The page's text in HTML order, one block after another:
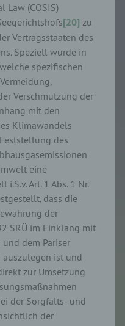
Law (COSIS)
[20] zu
Vertragsstaaten des
Speziell wurde in
spezifischen
Verschmutzung der
mit den
Klimawandels
des
eine
Art. 1 Abs. 1 Nr.
dass die
der
SRÜ im Einklang mit
dem Pariser
ist und
zur Umsetzung
der Sorgfalts- und
der